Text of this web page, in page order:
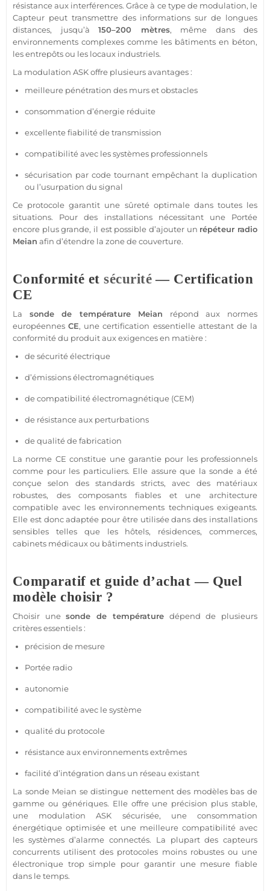
résistance aux interférences. Grâce à ce type de modulation, le
Capteur peut transmettre des informations sur de longues
distances, jusqu’à 150–200 mètres, même dans des
environnements complexes comme les bâtiments en béton,
les entrepôts ou les locaux industriels.
La modulation ASKoffre plusieurs avantages :
meilleure pénétration des murs et obstacles
consommation d’énergie réduite
excellente fiabilité detransmission
compatibilité avec les systèmes professionnels
sécurisation par code tournant empêchant la duplication
ou l’usurpation du signal
Ce protocole garantit une sûreté optimale dans toutes les
situations. Pour des installations nécessitant une Portée
encore plus grande, il est possible d’ajouter un répéteur radio
Meian afin d’étendre la zone de couverture.
Conformité etsécurité— Certification
CE
La sonde de température Meian répond aux normes
européennesCE, une certification essentielle attestant de la
conformité du produit aux exigences en matière :
desécuritéélectrique
d’émissions électromagnétiques
de compatibilité électromagnétique (CEM)
de résistance aux perturbations
de qualité de fabrication
La norme CE constitue une garantie pour les professionnels
comme pour les particuliers. Elle assure que la sonde a été
conçue selon des standards stricts, avec des matériaux
robustes, des composants fiables et une architecture
compatible avec les environnements techniques exigeants.
Elle est donc adaptée pour être utilisée dans des installations
sensibles telles que les hôtels, résidences,commerces,
cabinets médicaux ou bâtiments industriels.
Comparatif et guide d’achat — Quel
modèle choisir ?
Choisir unesonde de températuredépend de plusieurs
critères essentiels :
précision de mesure
Portée radio
autonomie
compatibilité avec lesystème
qualité du protocole
résistance aux environnements extrêmes
facilité d’intégration dans un réseau existant
La sonde Meian se distingue nettement des modèles bas de
gamme ou génériques. Elle offre une précision plus stable,
une modulationASK sécurisée, une consommation
énergétique optimisée et une meilleure compatibilité avec
les systèmes d’alarme connectés. La plupart des capteurs
concurrents utilisent des protocoles moins robustes ou une
électronique trop simple pour garantir une mesure fiable
dans le temps.